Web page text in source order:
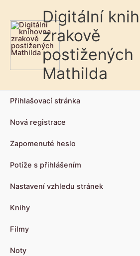
Digitální
zrakově
postižených
Mathilda
Přihlašovací stránka
Nová registrace
Zapomenuté heslo
Potíže s přihlášením
Nastavení vzhledu stránek
Knihy
Filmy
Noty